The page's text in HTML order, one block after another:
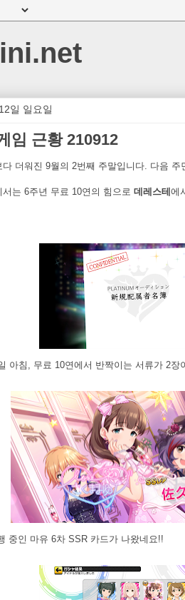
일 일요일
임 근황 210912
다 더워진 9월의 2번째 주말입니다. 다음 주
서는 6주년 무료 10연의 힘으로 데레스테 에
아침, 무료 10연에서 반짝이는 서류가 2장
중인 마유 6차 SSR 카드가 나왔네요!!